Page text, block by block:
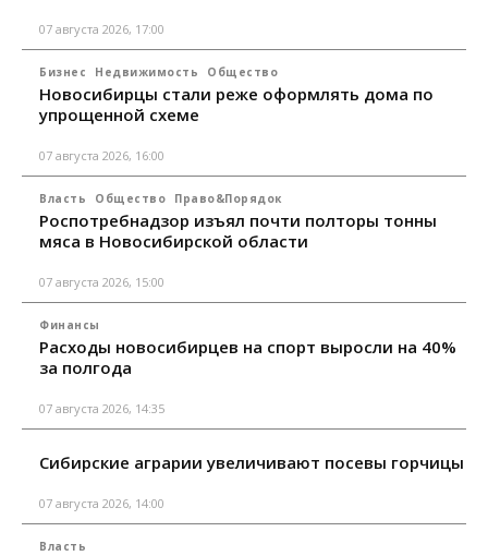
07 августа 2026, 17:00
Бизнес Недвижимость Общество
Новосибирцы стали реже оформлять дома по
упрощенной схеме
07 августа 2026, 16:00
Власть Общество Право&Порядок
Роспотребнадзор изъял почти полторы тонны
мяса в Новосибирской области
07 августа 2026, 15:00
Финансы
Расходы новосибирцев на спорт выросли на 40%
за полгода
07 августа 2026, 14:35
Сибирские аграрии увеличивают посевы горчицы
07 августа 2026, 14:00
Власть